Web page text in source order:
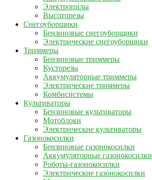
Электропилы
Высоторезы
Снегоуборщики
Бензиновые снегоуборщики
Электрические снегоуборщики
Триммеры
Бензиновые триммеры
Кусторезы
Аккумуляторные триммеры
Электрические триммеры
Комбисистемы
Культиваторы
Бензиновые культиваторы
Мотоблоки
Электрические культиваторы
Газонокосилки
Бензиновые газонокосилки
Аккумуляторные газонокосилки
Роботы-газонокосилки
Электрические газонокосилки